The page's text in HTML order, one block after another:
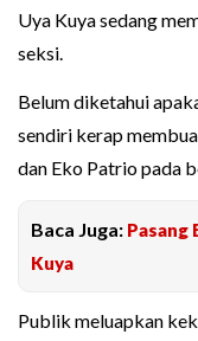
Uya Kuya sedang
seksi.
Belum diketahui
sendiri kerap
dan Eko Patrio pada
Baca Juga: Pasang
Kuya
Publik meluapkan